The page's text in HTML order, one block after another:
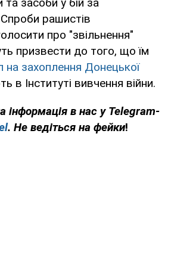
рашистів
про "звільнення"
призвести до того, що їм
на захоплення Донецької
в Інституті вивчення війни.
інформація в нас у Telegram-
. Не ведіться на фейки!